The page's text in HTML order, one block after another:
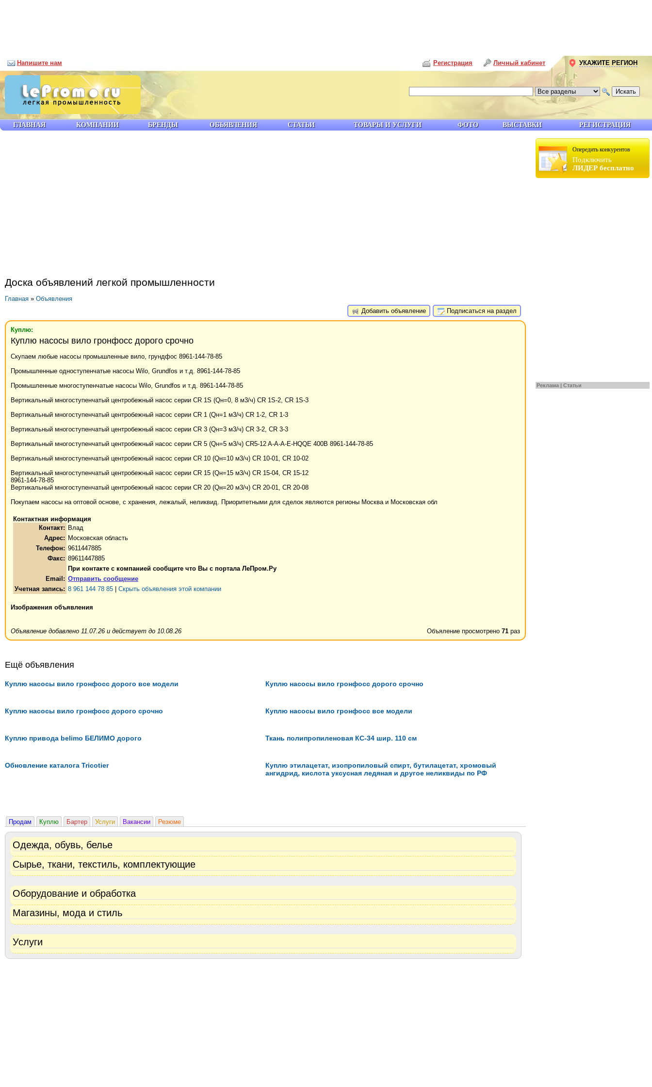
Опередить конкурентов
Подключить
ЛИДЕР бесплатно
Реклама | Статьи
Доска объявлений легкой промышленности
Главная » Объявления
Добавить объявление
Подписаться на раздел
Куплю:
Куплю насосы вило гронфосс дорого срочно
Скупаем любые насосы промышленные вило, грундфос 8961-144-78-85
Промышленные одноступенчатые насосы Wilo, Grundfos и т.д. 8961-144-78-85
Промышленные многоступенчатые насосы Wilo, Grundfos и т.д. 8961-144-78-85
Вертикальный многоступенчатый центробежный насос серии CR 1S (Qн=0, 8 м3/ч) CR 1S-2, CR 1S-3
Вертикальный многоступенчатый центробежный насос серии CR 1 (Qн=1 м3/ч) CR 1-2, CR 1-3
Вертикальный многоступенчатый центробежный насос серии CR 3 (Qн=3 м3/ч) CR 3-2, CR 3-3
Вертикальный многоступенчатый центробежный насос серии CR 5 (Qн=5 м3/ч) CR5-12 A-A-A-E-HQQE 400В 8961-144-78-85
Вертикальный многоступенчатый центробежный насос серии CR 10 (Qн=10 м3/ч) CR 10-01, CR 10-02
Вертикальный многоступенчатый центробежный насос серии CR 15 (Qн=15 м3/ч) CR 15-04, CR 15-12
8961-144-78-85
Вертикальный многоступенчатый центробежный насос серии CR 20 (Qн=20 м3/ч) CR 20-01, CR 20-08
Покупаем насосы на оптовой основе, с хранения, лежалый, неликвид. Приоритетными для сделок являются регионы Москва и Московская обл
Контактная информация
Контакт: Влад
Адрес: Московская область
Телефон: 9611447885
Факс: 89611447885
При контакте с компанией сообщите что Вы с портала ЛеПром.Ру
Email: Отправить сообщение
Учетная запись: 8 961 144 78 85 Скрыть объявления этой компании
Изображения объявления
Объяление просмотрено 71 раз
Объявление добавлено 11.07.26 и действует до 10.08.26
Ещё объявления
Куплю насосы вило гронфосс дорого все модели Куплю насосы вило гронфосс дорого срочно
Куплю насосы вило гронфосс дорого срочно Куплю насосы вило гронфосс все модели
Куплю привода belimo БЕЛИМО дорого Ткань полипропиленовая КС-34 шир. 110 см
Обновление каталога Tricotier
Куплю этилацетат, изопропиловый спирт, бутилацетат, хромовый
ангидрид, кислота уксусная ледяная и другое неликвиды по РФ
Продам Куплю Бартер Услуги Вакансии Резюме
Одежда, обувь, белье
Сырье, ткани, текстиль, комплектующие
Оборудование и обработка
Магазины, мода и стиль
Услуги
ГЛАВНАЯ КОМПАНИИ БРЕНДЫ ОБЪЯВЛЕНИЯ СТАТЬИ ТОВАРЫ И УСЛУГИ ФОТО ВЫСТАВКИ РЕГИСТРАЦИЯ
Напишите нам Личный кабинет
Регистрация УКАЖИТЕ РЕГИОН